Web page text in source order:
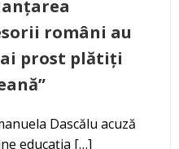
români au
prost plătiți
Dascălu acuză
educația […]